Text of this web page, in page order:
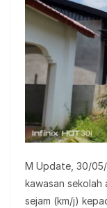
M Update, 30/05/
kawasan
sejam (km/j)